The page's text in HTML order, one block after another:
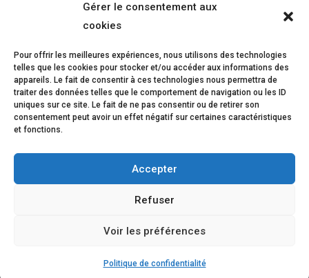
Gérer le consentement aux
cookies
Pour offrir les meilleures expériences, nous utilisons des technologies
telles que les cookies pour stocker et/ou accéder aux informations des
appareils. Le fait de consentir à ces technologies nous permettra de
traiter des données telles que le comportement de navigation ou les ID
uniques sur ce site. Le fait de ne pas consentir ou de retirer son
consentement peut avoir un effet négatif sur certaines caractéristiques
et fonctions.
Accepter
Refuser
Voir les préférences
Politique de confidentialité
• Politique de confidentialité
Lanceurs d’alerte
© 2026 BRL Exploitation